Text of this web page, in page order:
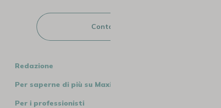
Contattaci
Redazione
Per saperne di più su MaxiCoffee
Per i professionisti